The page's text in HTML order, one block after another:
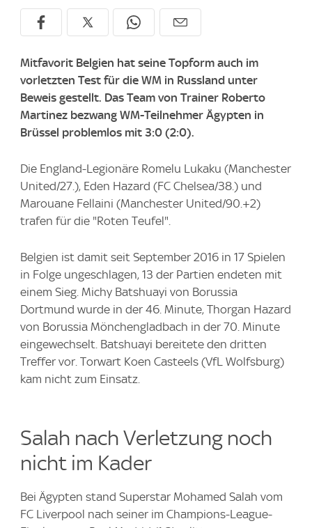
Mitfavorit Belgien hat seine Topform auch im
vorletzten Test für die WM in Russland unter
Beweis gestellt. Das Team von Trainer Roberto
Martinez bezwang WM-Teilnehmer Ägypten in
Brüssel problemlos mit 3:0 (2:0).
Die England-Legionäre Romelu Lukaku (Manchester
United/27.), Eden Hazard (FC Chelsea/38.) und
Marouane Fellaini (Manchester United/90.+2)
trafen für die "Roten Teufel".
Belgien ist damit seit September 2016 in 17 Spielen
in Folge ungeschlagen, 13 der Partien endeten mit
einem Sieg. Michy Batshuayi von Borussia
Dortmund wurde in der 46. Minute, Thorgan Hazard
von Borussia Mönchengladbach in der 70. Minute
eingewechselt. Batshuayi bereitete den dritten
Treffer vor. Torwart Koen Casteels (VfL Wolfsburg)
kam nicht zum Einsatz.
Salah nach Verletzung noch
nicht im Kader
Bei Ägypten stand Superstar Mohamed Salah vom
FC Liverpool nach seiner im Champions-League-